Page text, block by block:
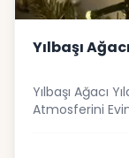
Yılbaşı
Yılbaşı Ağacı
Atmosferini
Yılbaşı Ağacı